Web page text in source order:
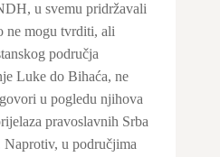
u svemu pridržavali
ne mogu tvrditi, ali
područja
Luke do Bihaća, ne
u pogledu njihova
pravoslavnih Srba
u područjima